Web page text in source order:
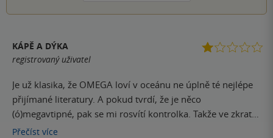
KÁPĚ A DÝKA
registrovaný uživatel
Je už klasika, že OMEGA loví v oceánu ne úplně té nejlépe
přijímané literatury. A pokud tvrdí, že je něco
(ó)megavtipné, pak se mi rosvítí kontrolka. Takže ve zkratce
ke knize samé - nápad vlastně dobrý, (možná) zápletka fajn,
Přečíst více